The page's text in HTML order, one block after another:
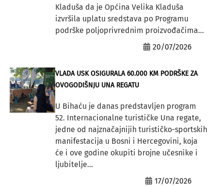
Kladuša da je Općina Velika Kladuša
izvršila uplatu sredstava po Programu
podrške poljoprivrednim proizvođačima...
20/07/2026
VLADA USK OSIGURALA 60.000 KM PODRŠKE ZA
OVOGODIŠNJU UNA REGATU
U Bihaću je danas predstavljen program
52. Internacionalne turističke Una regate,
jedne od najznačajnijih turističko-sportskih
manifestacija u Bosni i Hercegovini, koja
će i ove godine okupiti brojne učesnike i
ljubitelje...
17/07/2026